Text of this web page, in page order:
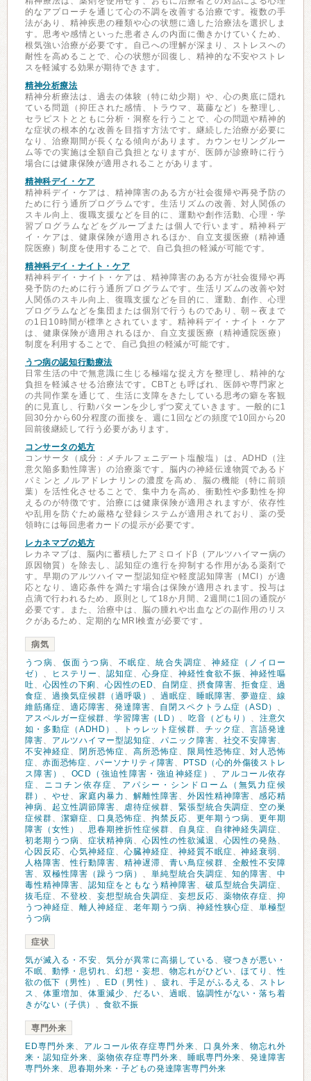
的なアプローチを通じて心の不調を改善する治療です。複数の手
法があり、精神疾患の種類や心の状態に適した治療法を選択しま
す。思考や感情といった患者さんの内面に働きかけていくため、
根気強い治療が必要です。自己への理解が深まり、ストレスへの
耐性を高めることで、心の状態が回復し、精神的な不安やストレ
スを軽減する効果が期待できます。
精神分析療法
精神分析療法は、過去の体験（特に幼少期）や、心の奥底に隠れ
ている問題（抑圧された感情、トラウマ、葛藤など）を整理し、
セラピストとともに分析・洞察を行うことで、心の問題や精神的
な症状の根本的な改善を目指す方法です。継続した治療が必要に
なり、治療期間が長くなる傾向があります。カウンセリングルー
ム等での実施は全額自己負担となりますが、医師が診療時に行う
場合には健康保険が適用されることがあります。
精神科デイ・ケア
精神科デイ・ケアは、精神障害のある方が社会復帰や再発予防の
ために行う通所プログラムです。生活リズムの改善、対人関係の
スキル向上、復職支援などを目的に、運動や創作活動、心理・学
習プログラムなどをグループまたは個人で行います。精神科デ
イ・ケアは、健康保険が適用されるほか、自立支援医療（精神通
院医療）制度を使用することで、自己負担の軽減が可能です。
精神科デイ・ナイト・ケア
精神科デイ・ナイト・ケアは、精神障害のある方が社会復帰や再
発予防のために行う通所プログラムです。生活リズムの改善や対
人関係のスキル向上、復職支援などを目的に、運動、創作、心理
プログラムなどを集団または個別で行うものであり、朝～夜まで
の1日10時間が標準とされています。精神科デイ・ナイト・ケア
は、健康保険が適用されるほか、自立支援医療（精神通院医療）
制度を利用することで、自己負担の軽減が可能です。
うつ病の認知行動療法
日常生活の中で無意識に生じる極端な捉え方を整理し、精神的な
負担を軽減させる治療法です。CBTとも呼ばれ、医師や専門家と
の共同作業を通じて、生活に支障をきたしている思考の癖を客観
的に見直し、行動パターンを少しずつ変えていきます。一般的に1
回30分から60分程度の面接を、週に1回などの頻度で10回から20
回前後継続して行う必要があります。
コンサータの処方
コンサータ（成分：メチルフェニデート塩酸塩）は、ADHD（注
意欠陥多動性障害）の治療薬です。脳内の神経伝達物質であるド
パミンとノルアドレナリンの濃度を高め、脳の機能（特に前頭
葉）を活性化させることで、集中力を高め、衝動性や多動性を抑
えるのが特徴です。治療には健康保険が適用されますが、依存性
や乱用を防ぐため厳格な登録システムが適用されており、薬の受
領時には毎回患者カードの提示が必要です。
レカネマブの処方
レカネマブは、脳内に蓄積したアミロイドβ（アルツハイマー病の
原因物質）を除去し、認知症の進行を抑制する作用がある薬剤で
す。早期のアルツハイマー型認知症や軽度認知障害（MCI）が適
応となり、適応条件を満たす場合は保険が適用されます。投与は
点滴で行われるため、原則として18か月間、2週間に1回の通院が
必要です。また、治療中は、脳の腫れや出血などの副作用のリス
クがあるため、定期的なMRI検査が必要です。
病気
うつ病、 仮面うつ病、 不眠症、統合失調症 、神経症（ノイロー
ゼ） 、 ヒステリー 、 認知症、 心身症、 神経性食欲不振 、神経性嘔
吐、 心因性の下痢 、 心因性のED、 自閉症、摂食障害、拒食症、過
食症、 過換気症候群（過呼吸） 、 過眠症、 睡眠障害、夢遊症、線
維筋痛症、 適応障害、発達障害、 自閉スペクトラム症（ASD） 、
アスペルガー症候群、学習障害（LD） 、吃音（どもり） 、 注意欠
如・多動症（ADHD） 、 トゥレット症候群、チック症、言語発達
障害、 アルツハイマー型認知症、 パニック障害、 社交不安障害、
不安神経症、 閉所恐怖症、 高所恐怖症、 限局性恐怖症、対人恐怖
症、赤面恐怖症、パーソナリティ障害、
PTSD（心的外傷後ストレ
ス障害） 、 OCD（強迫性障害・強迫神経症） 、 アルコール依存
症 、 ニコチン依存症 、 アパシー・シンドローム（無気力症候
群） 、 やせ、 家庭内暴力 、 解離性障害、 外因性精神障害、感応精
神病、 起立性調節障害、 虐待症候群、 緊張型統合失調症、 空の巣
症候群、 潔癖症、 口臭恐怖症、 拘禁反応、 更年期うつ病、更年期
障害（女性） 、 思春期挫折性症候群、 自臭症、 自律神経失調症、
初老期うつ病、 症状精神病、 心因性の性欲減退 、 心因性の発熱、
心因反応、 心気神経症、 心臓神経症、 神経質不眠症、神経衰弱、
人格障害、性行動障害、 精神遅滞、 青い鳥症候群、 全般性不安障
害、 双極性障害（躁うつ病） 、 単純型統合失調症、知的障害、中
毒性精神障害、 認知症をともなう精神障害、 破瓜型統合失調症、
抜毛症、 不登校、 妄想型統合失調症、 妄想反応、 薬物依存症、抑
うつ神経症、 離人神経症、 老年期うつ病、 神経性狭心症、単極型
うつ病
症状
気が滅入る・不安、 気分が異常に高揚している 、 寝つきが悪い・
不眠、 動悸・息切れ、 幻想・妄想 、 物忘れがひどい、ほてり 、性
欲の低下（男性） 、 ED（男性） 、疲れ、 手足がふるえる 、 ストレ
ス 、 体重増加 、 体重減少、 だるい、 過眠、 協調性がない・落ち着
きがない（子供） 、食欲不振
専門外来
ED専門外来、 アルコール依存症専門外来、 口臭外来、 物忘れ外
来・認知症外来、 薬物依存症専門外来、 睡眠専門外来、発達障害
専門外来、思春期外来・子どもの発達障害専門外来